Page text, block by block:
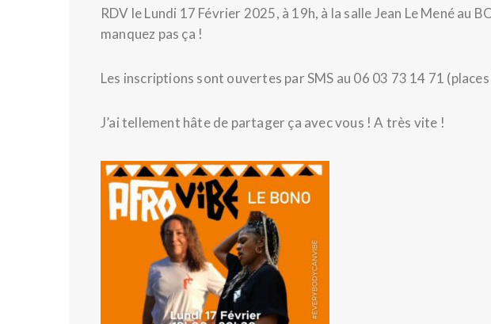
RDV le Lundi 17 Février 2025, à 19h, à la salle Jean Le Mené au
manquez pas ça !
Les inscriptions sont ouvertes par SMS au 06 03 73 14 71
J’ai tellement hâte de partager ça avec vous ! A très vite !